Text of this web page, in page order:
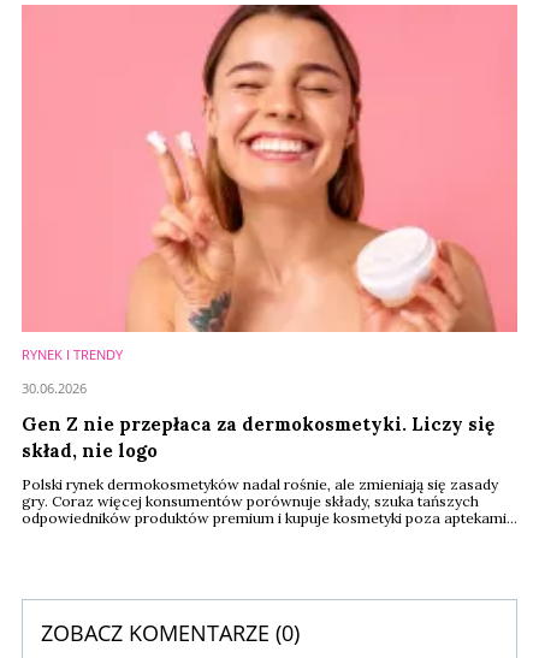
Purtier Placenta – oraz sposobu jego promocji i dystrybucji
RYNEK I TRENDY
Gen Z nie przepłaca za dermokosmetyki. Liczy się
skład, nie logo
Polski rynek dermokosmetyków nadal rośnie, ale zmieniają się zasady
gry. Coraz więcej konsumentów porównuje składy, szuka tańszych
odpowiedników produktów premium i kupuje kosmetyki poza aptekami.
30.06.2026
ZOBACZ KOMENTARZE (0)